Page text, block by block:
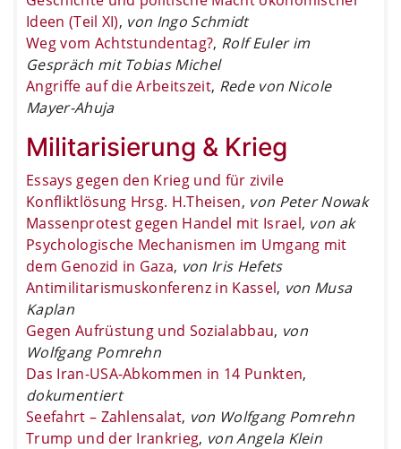
Ideen (Teil XI), von Ingo Schmidt
Weg vom Achtstundentag?, Rolf Euler im
Gespräch mit Tobias Michel
Angriffe auf die Arbeitszeit, Rede von Nicole
Mayer-Ahuja
Militarisierung & Krieg
Essays gegen den Krieg und für zivile
Konfliktlösung Hrsg. H.Theisen, von Peter Nowak
Massenprotest gegen Handel mit Israel, von ak
Psychologische Mechanismen im Umgang mit
dem Genozid in Gaza, von Iris Hefets
Antimilitarismuskonferenz in Kassel, von Musa
Kaplan
Gegen Aufrüstung und Sozialabbau, von
Wolfgang Pomrehn
Das Iran-USA-Abkommen in 14 Punkten,
dokumentiert
Seefahrt – Zahlensalat, von Wolfgang Pomrehn
Trump und der Irankrieg, von Angela Klein